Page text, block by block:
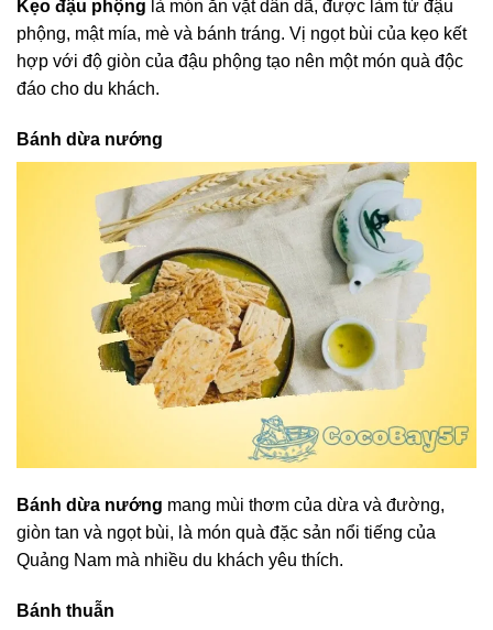
Kẹo đậu phộng là món ăn vặt dân dã, được làm từ đậu
phộng, mật mía, mè và bánh tráng. Vị ngọt bùi của kẹo kết
hợp với độ giòn của đậu phộng tạo nên một món quà độc
đáo cho du khách.
Bánh dừa nướng
Bánh dừa nướng mang mùi thơm của dừa và đường,
giòn tan và ngọt bùi, là món quà đặc sản nổi tiếng của
Quảng Nam mà nhiều du khách yêu thích.
Bánh thuẫn